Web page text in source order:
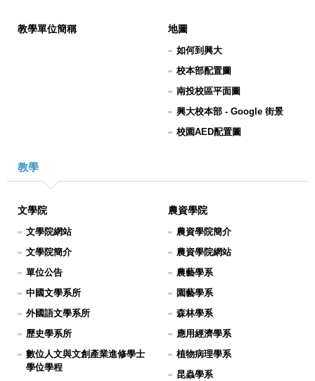
教學單位簡稱 地圖
如何到興大
校本部配置圖
南投校區平面圖
興大校本部 - Google 街景
校園AED配置圖
教學
文學院
文學院網站
文學院簡介
單位公告
中國文學系所
外國語文學系所
歷史學系所
數位人文與文創產業進修學士
學位學程
農資學院
農資學院簡介
農資學院網站
農藝學系
園藝學系
森林學系
應用經濟學系
植物病理學系
昆蟲學系